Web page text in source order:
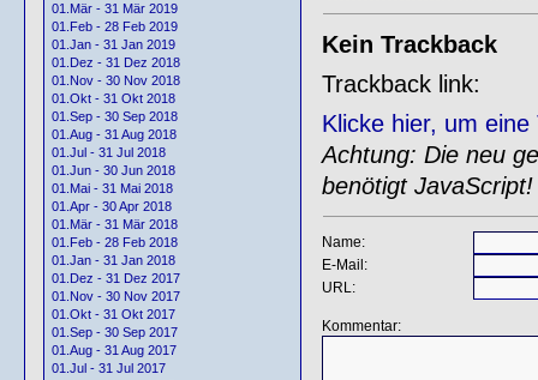
01.Mär - 31 Mär 2019
01.Feb - 28 Feb 2019
01.Jan - 31 Jan 2019
01.Dez - 31 Dez 2018
01.Nov - 30 Nov 2018
01.Okt - 31 Okt 2018
01.Sep - 30 Sep 2018
01.Aug - 31 Aug 2018
01.Jul - 31 Jul 2018
01.Jun - 30 Jun 2018
01.Mai - 31 Mai 2018
01.Apr - 30 Apr 2018
01.Mär - 31 Mär 2018
01.Feb - 28 Feb 2018
01.Jan - 31 Jan 2018
01.Dez - 31 Dez 2017
01.Nov - 30 Nov 2017
01.Okt - 31 Okt 2017
01.Sep - 30 Sep 2017
01.Aug - 31 Aug 2017
01.Jul - 31 Jul 2017
Kein Trackback
Trackback link:
Klicke hier, um
Achtung: Die neu
benötigt JavaScript!
Name:
E-Mail:
URL:
Kommentar: